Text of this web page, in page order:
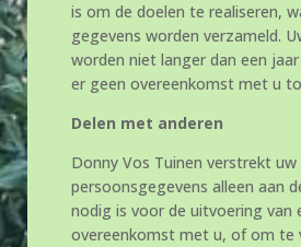
is om de doelen te realiseren,
gegevens worden verzameld.
worden niet langer dan een
er geen overeenkomst met u
Delen met anderen
Donny Vos Tuinen verstrekt uw
persoonsgegevens alleen aan
nodig is voor de uitvoering van
overeenkomst met u, of om te